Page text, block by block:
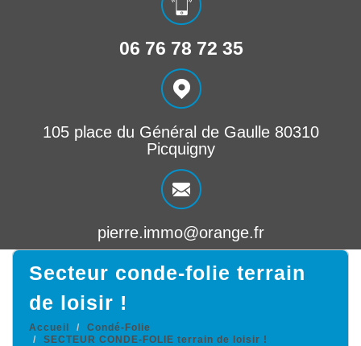
06 76 78 72 35
105 place du Général de Gaulle 80310
Picquigny
pierre.immo@orange.fr
secteur conde-folie terrain
de loisir !
Accueil
Condé-Folie
SECTEUR CONDE-FOLIE terrain de loisir !